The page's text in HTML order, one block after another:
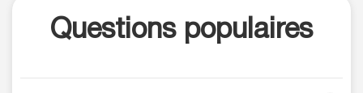
Questions populaires